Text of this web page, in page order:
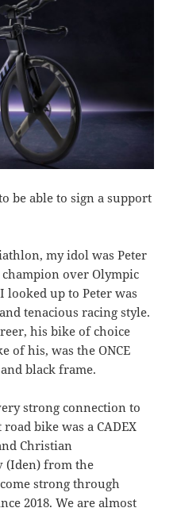
be able to sign a support
my idol was Peter
over Olympic
looked up to Peter was
tenacious racing style.
his bike of choice
of his, was the ONCE
black frame.
strong connection to
bike was a CADEX
Christian
(Iden) from the
strong through
2018. We are almost